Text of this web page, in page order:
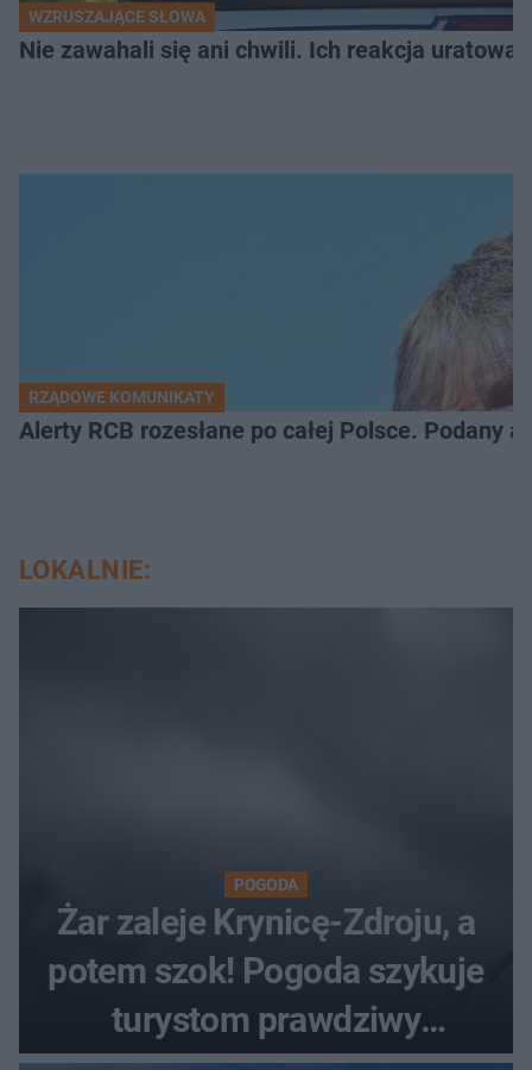
WZRUSZAJĄCE SŁOWA
Nie zawahali się ani chwili. Ich reakcja
RZĄDOWE KOMUNIKATY
Alerty RCB rozesłane po całej Polsce. Podany
LOKALNIE:
POGODA
Żar zaleje Krynicę-Zdroju, a
potem szok! Pogoda szykuje
turystom prawdziwy